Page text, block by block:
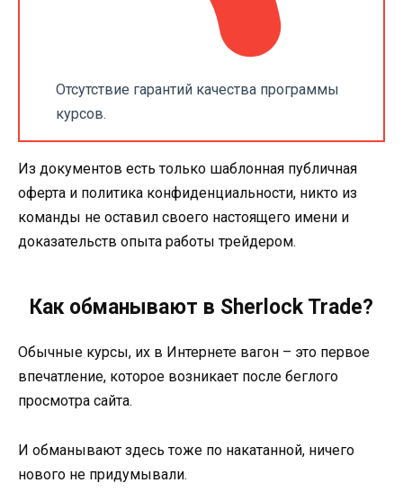
Отсутствие гарантий качества программы
курсов.
Из документов есть только шаблонная публичная
оферта и политика конфиденциальности, никто из
команды не оставил своего настоящего имени и
доказательств опыта работы трейдером.
Как обманывают в Sherlock Trade?
Обычные курсы, их в Интернете вагон – это первое
впечатление, которое возникает после беглого
просмотра сайта.
И обманывают здесь тоже по накатанной, ничего
нового не придумывали.